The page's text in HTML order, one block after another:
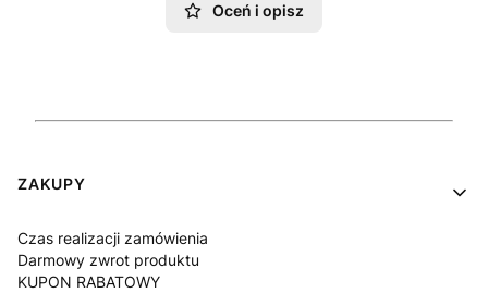
Oceń i opisz
Linki w stopce
ZAKUPY
Czas realizacji zamówienia
Darmowy zwrot produktu
KUPON RABATOWY